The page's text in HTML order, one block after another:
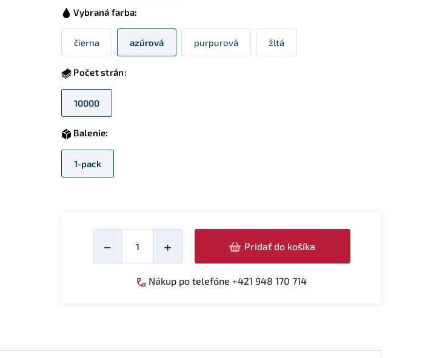
Vybraná farba:
čierna azúrová purpurová žltá
Počet strán:
10000
Balenie:
1-pack
−
Množství
+ Pridať do košíka
Nákup po telefóne +421 948 170 714